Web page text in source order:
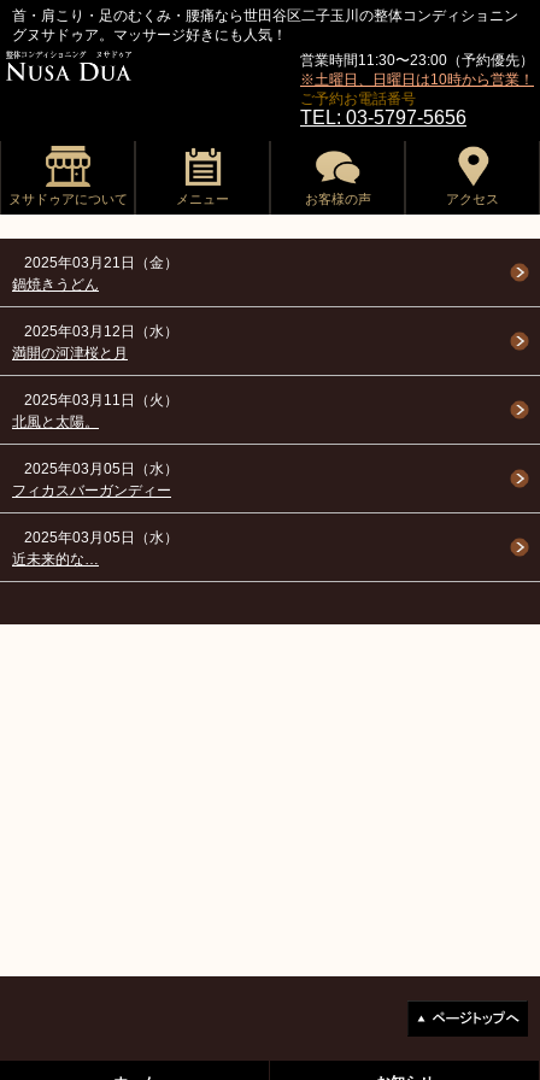
首・肩こり・足のむくみ・腰痛なら世田谷区二子玉川の整体コンディショニン
グヌサドゥア。マッサージ好きにも人気！
営業時間11:30〜23:00（予約優先）
※土曜日、日曜日は10時から営業！
ご予約お電話番号
TEL: 03-5797-5656
ヌサドゥアについて メニュー お客様の声 アクセス
2025年03月21日（金）
鍋焼きうどん
2025年03月12日（水）
満開の河津桜と月
2025年03月11日（火）
北風と太陽。
2025年03月05日（水）
フィカスバーガンディー
2025年03月05日（水）
近未来的な…